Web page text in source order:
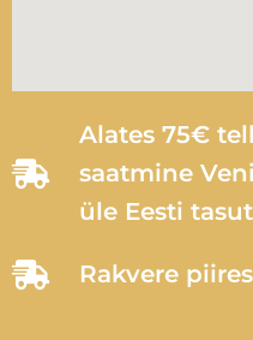
Alates 75€
saatmine
üle Eesti
Rakvere